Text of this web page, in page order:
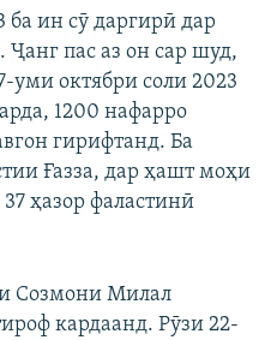
ба ин сӯ даргирӣ дар
Ҷанг пас аз он сар шуд,
уми октябри соли 2023
1200 нафарро
гирифтанд. Ба
Ғазза, дар ҳашт моҳи
ҳазор фаластинӣ
Созмони Милал
кардаанд. Рӯзи 22-